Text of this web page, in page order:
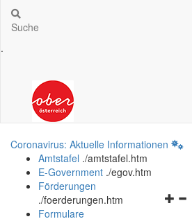
Suche
.
Coronavirus: Aktuelle Informationen
Amtstafel ./amtstafel.htm
E-Government ./egov.htm
Förderungen
./foerderungen.htm
Formulare